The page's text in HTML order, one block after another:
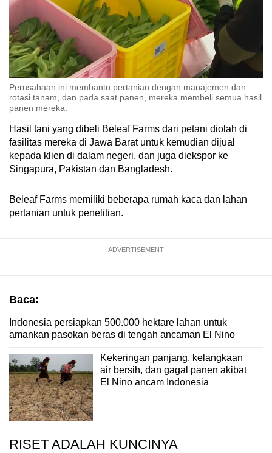
Perusahaan ini membantu pertanian dengan manajemen dan
rotasi tanam, dan pada saat panen, mereka membeli semua hasil
panen mereka.
Hasil tani yang dibeli Beleaf Farms dari petani diolah di
fasilitas mereka di Jawa Barat untuk kemudian dijual
kepada klien di dalam negeri, dan juga diekspor ke
Singapura, Pakistan dan Bangladesh.
Beleaf Farms memiliki beberapa rumah kaca dan lahan
pertanian untuk penelitian.
ADVERTISEMENT
Baca:
Indonesia persiapkan 500.000 hektare lahan untuk
amankan pasokan beras di tengah ancaman El Nino
Kekeringan panjang, kelangkaan
air bersih, dan gagal panen akibat
El Nino ancam Indonesia
RISET ADALAH KUNCINYA